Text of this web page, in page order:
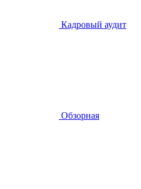
Кадровый аудит
Обзорная